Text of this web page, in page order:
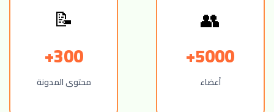
👥
5000+
أعضاء
📝
300+
محتوى المدونة